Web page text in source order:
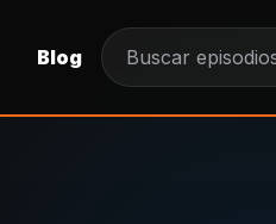
Blog
Buscar episodios